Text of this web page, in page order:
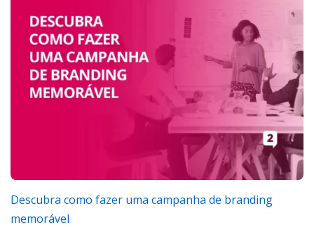
Descubra como fazer uma campanha de branding
memorável